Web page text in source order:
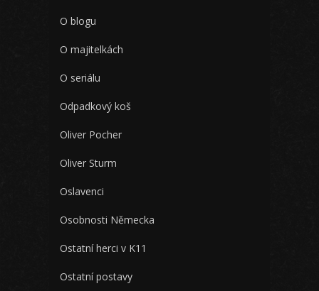
O blogu
O majitelkách
O seriálu
Odpadkový koš
Oliver Pocher
Oliver Sturm
Oslavenci
Osobnosti Německa
Ostatní herci v K11
Ostatní postavy